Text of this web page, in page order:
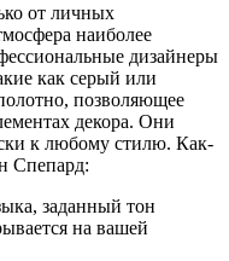
от личных
наиболее
дизайнеры
как серый или
позволяющее
декора. Они
к любому стилю. Как-
Спепард:
заданный тон
на вашей